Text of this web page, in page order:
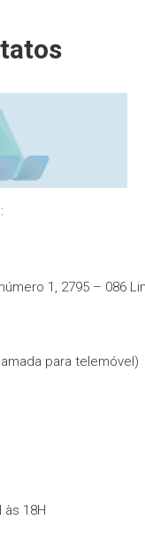
1, 2795 – 086
para telemóvel)
às 18H